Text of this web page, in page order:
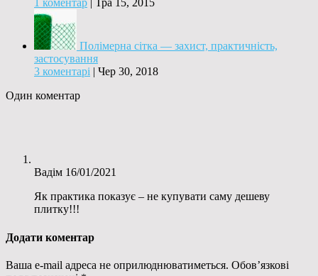
1 коментар Тра 15, 2015
Полімерна сітка — захист, практичність,
застосування
3 коментарі | Чер 30, 2018
Один коментар
Вадім 16/01/2021
Як практика показує – не купувати саму дешеву
плитку!!!
Додати коментар
Ваша e-mail адреса не оприлюднюватиметься. Обов’язкові